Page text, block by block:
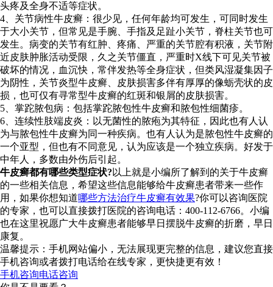
头疼及全身不适等症状。
4、关节病性牛皮癣：很少见，任何年龄均可发生，可同时发生
于大小关节，但常见是手腕、手指及足趾小关节，脊柱关节也可
发生。病变的关节有红肿、疼痛、严重的关节腔有积液，关节附
近皮肤肿胀活动受限，久之关节僵直，严重时X线下可见关节被
破坏的情况，血沉快，常伴发热等全身症状，但类风湿凝集因子
为阴性，关节炎型牛皮癣、皮肤损害多伴有厚厚的像蛎壳状的皮
损，也可仅有寻常型牛皮癣的红斑和银屑的皮肤损害。
5、掌跎脓包病：包括掌跎脓包性牛皮癣和脓包性细菌疹。
6、连续性肢端皮炎：以无菌性的脓疱为其特征，因此也有人认
为与脓包性牛皮癣为同一种疾病。也有人认为是脓包性牛皮癣的
一个亚型，但也有不同意见，认为应该是一个独立疾病。好发于
中年人，多数由外伤后引起。
牛皮癣都有哪些类型症状? 以上就是小编所了解到的关于牛皮癣
的一些相关信息，希望这些信息能够给牛皮癣患者带来一些作
用，如果你想知道哪些方法治疗牛皮癣有效果?你可以咨询医院
的专家，也可以直接拨打医院的咨询电话：400-112-6766。小编
也在这里祝愿广大牛皮癣患者能够早日摆脱牛皮癣的折磨，早日
康复。
温馨提示：手机网站偏小，无法展现更完整的信息，建议您直接
手机咨询或者拨打电话给在线专家，更快捷更有效！
手机咨询电话咨询